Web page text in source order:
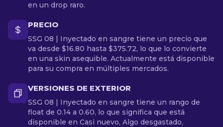
en un drop raro.
PRECIO
SSG 08 | Inyectado en sangre tiene un precio que
va desde $16.80 hasta $375.72, lo que lo convierte
en una skin asequible. Actualmente está disponible
para su compra en múltiples mercados.
VERSIONES DE EXTERIOR
SSG 08 | Inyectado en sangre tiene un rango de
float de 0.14 a 0.60, lo que significa que está
disponible en Casi nuevo, Algo desgastado,